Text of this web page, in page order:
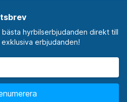
hyrbilserbjudanden direkt till
erbjudanden!